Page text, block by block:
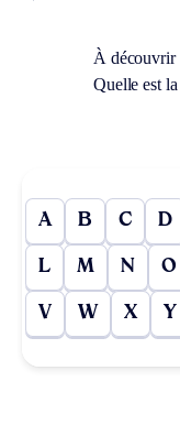
À découvrir
Quelle est
A B C D
L M N O
V W X Y